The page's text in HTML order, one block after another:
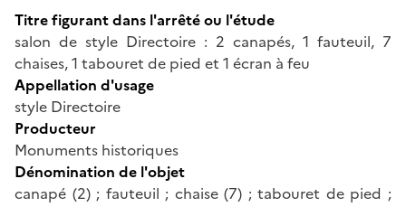
Titre figurant dans l'arrêté ou l'étude
salon de style Directoire : 2 canapés, 1 fauteuil, 7
chaises, 1 tabouret de pied et 1 écran à feu
Appellation d'usage
style Directoire
Producteur
Monuments historiques
Dénomination de l'objet
canapé (2) ; fauteuil ; chaise (7) ; tabouret de pied ;